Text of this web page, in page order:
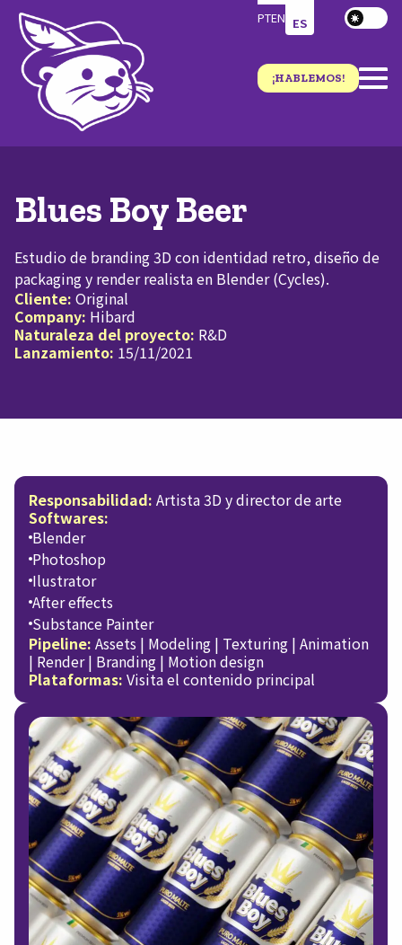
PTEN ES
¡HABLEMOS!
Blues Boy Beer
Estudio de branding 3D con identidad retro, diseño de
packaging y render realista en Blender (Cycles).
Cliente: Original
Company: Hibard
Naturaleza del proyecto: R&D
Lanzamiento: 15/11/2021
Responsabilidad: Artista 3D y director de arte
Softwares:
Blender
Photoshop
Ilustrator
After effects
Substance Painter
Pipeline: Assets | Modeling | Texturing | Animation
| Render | Branding | Motion design
Plataformas: Visita el contenido principal